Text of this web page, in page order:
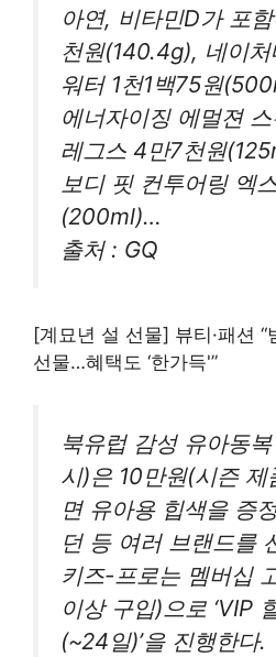
아연, 비타민D가 포
천원(140.4g), 네이
워터 1천1백75원
에너자이징 에멀젼
레그스 4만7천원
보디 핏 컨투어링 엑
(200ml)…
출처 : GQ
[계묘년 설 선물] 뷰티·패션 “
선물…혜택도 ‘한가득'”
북유럽 감성 유아동
시)은 10만원(시즌
면 유아용 힙색을 증
던 등 여러 브랜드를
키즈-프로는 멤버십
이상 구입)으로 ‘VIP
(~24일)’을 진행한다